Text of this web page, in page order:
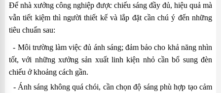
Để nhà xưởng công nghiệp được chiếu sáng đầy đủ, hiệu quả mà
vẫn tiết kiệm thì người thiết kế và lắp đặt cần chú ý đến những
tiêu chuẩn sau:
- Môi trường làm việc đủ ánh sáng; đảm bảo cho khả năng nhìn
tốt, với những xưởng sản xuất linh kiện nhỏ cần bổ sung đèn
chiếu ở khoảng cách gần.
- Ánh sáng không quá chói, cần chọn độ sáng phù hợp tạo cảm